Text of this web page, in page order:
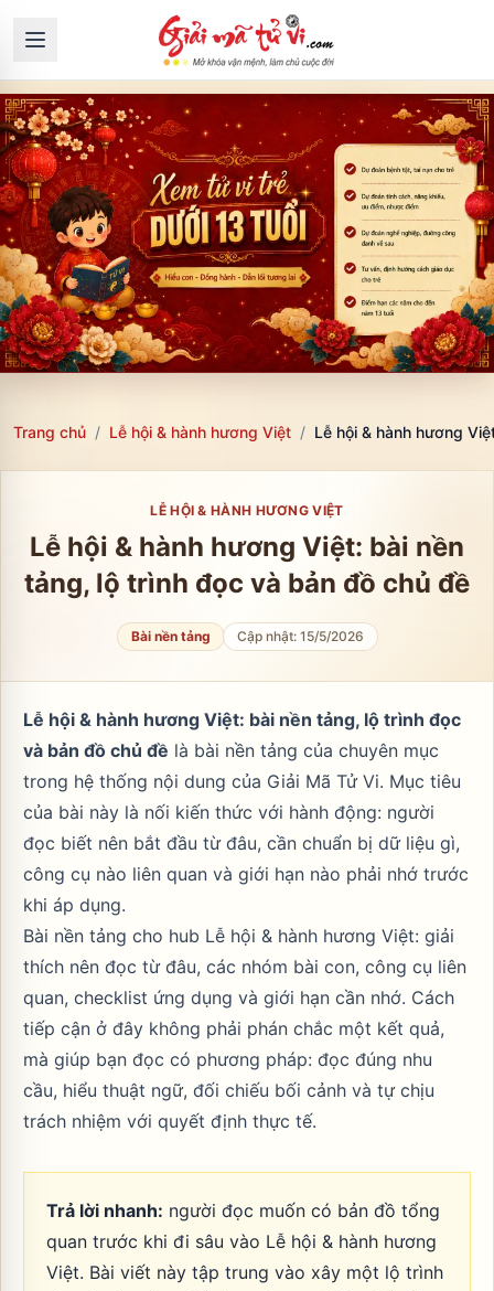
Trang chủ / Lễ hội & hành hương Việt / Lễ hội & hành hương
LỄ HỘI & HÀNH HƯƠNG VIỆT
Lễ hội & hành hương Việt: bài nền
tảng, lộ trình đọc và bản đồ chủ đề
Bài nền tảng Cập nhật: 15/5/2026
Lễ hội & hành hương Việt: bài nền tảng, lộ trình đọc
và bản đồ chủ đề là bài nền tảng của chuyên mục
trong hệ thống nội dung của Giải Mã Tử Vi. Mục tiêu
của bài này là nối kiến thức với hành động: người
đọc biết nên bắt đầu từ đâu, cần chuẩn bị dữ liệu gì,
công cụ nào liên quan và giới hạn nào phải nhớ trước
khi áp dụng.
Bài nền tảng cho hub Lễ hội & hành hương Việt: giải
thích nên đọc từ đâu, các nhóm bài con, công cụ liên
quan, checklist ứng dụng và giới hạn cần nhớ. Cách
tiếp cận ở đây không phải phán chắc một kết quả,
mà giúp bạn đọc có phương pháp: đọc đúng nhu
cầu, hiểu thuật ngữ, đối chiếu bối cảnh và tự chịu
trách nhiệm với quyết định thực tế.
Trả lời nhanh: người đọc muốn có bản đồ tổng
quan trước khi đi sâu vào Lễ hội & hành hương
Việt. Bài viết này tập trung vào xây một lộ trình